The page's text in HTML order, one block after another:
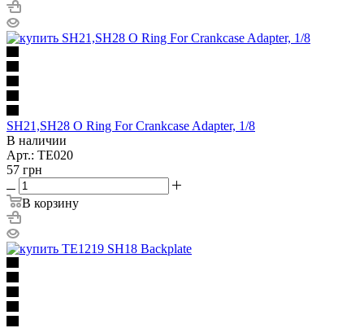
SH21,SH28 O Ring For Crankcase Adapter, 1/8
В наличии
Арт.: TE020
57 грн
В корзину